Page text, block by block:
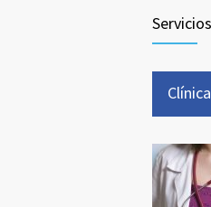
Servicios